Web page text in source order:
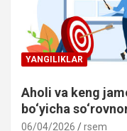
YANGILIKLAR
Aholi va keng
bo‘yicha
06/04/2026 rsem